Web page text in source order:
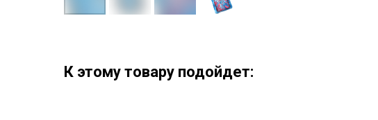
К этому товару подойдет: